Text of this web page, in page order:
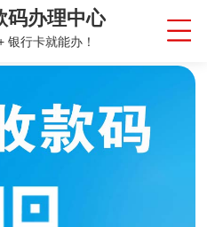
码办理中心
银行卡就能办！